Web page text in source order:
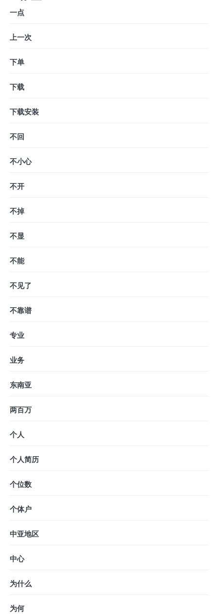
一点
上一次
下单
下载
下载安装
不回
不小心
不开
不掉
不显
不能
不见了
不靠谱
专业
业务
东南亚
两百万
个人
个人简历
个位数
个体户
中亚地区
中心
为什么
为何